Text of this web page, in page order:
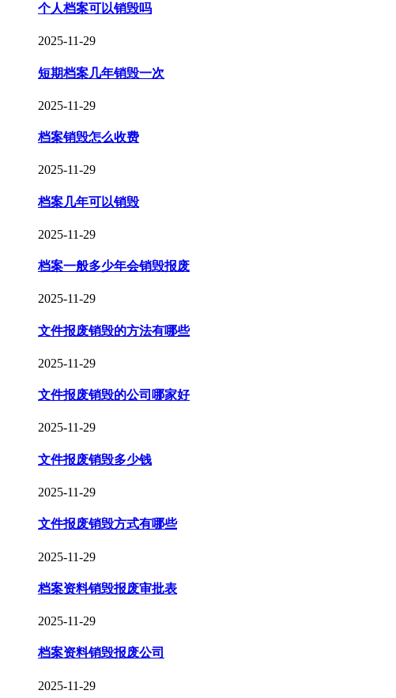
个人档案可以销毁吗
2025-11-29
短期档案几年销毁一次
2025-11-29
档案销毁怎么收费
2025-11-29
档案几年可以销毁
2025-11-29
档案一般多少年会销毁报废
2025-11-29
文件报废销毁的方法有哪些
2025-11-29
文件报废销毁的公司哪家好
2025-11-29
文件报废销毁多少钱
2025-11-29
文件报废销毁方式有哪些
2025-11-29
档案资料销毁报废审批表
2025-11-29
档案资料销毁报废公司
2025-11-29